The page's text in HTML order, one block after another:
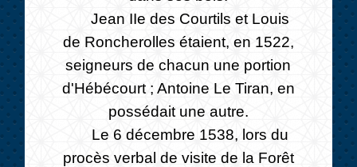
Jean IIe des Courtils et Louis
de Roncherolles étaient, en 1522,
seigneurs de chacun une portion
d'Hébécourt ; Antoine Le Tiran, en
possédait une autre.
Le 6 décembre 1538, lors du
procès verbal de visite de la Forêt